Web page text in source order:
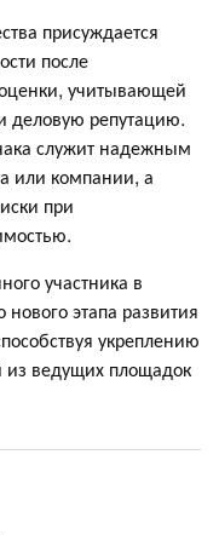
присуждается
после
учитывающей
деловую репутацию.
служит надежным
или компании, а
при
участника в
этапа развития
укреплению
из ведущих площадок